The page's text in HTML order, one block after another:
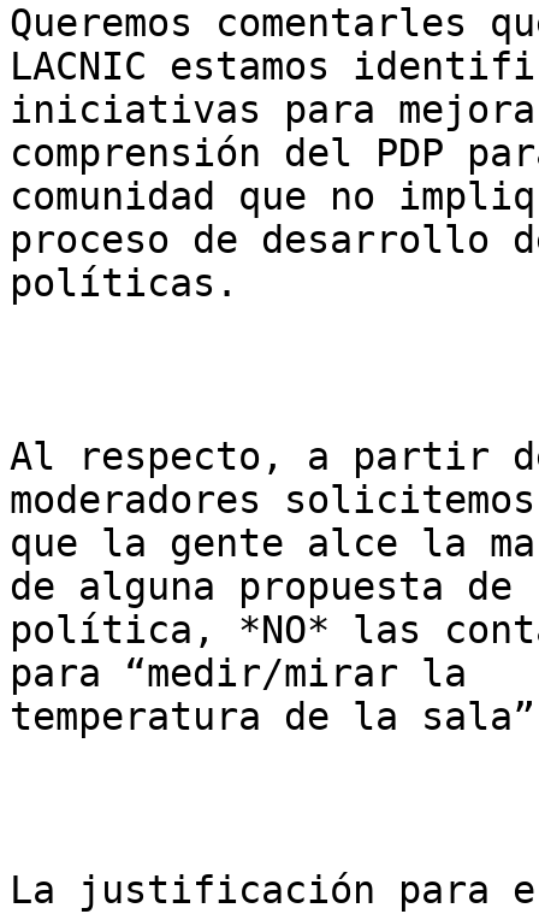
Queremos
LACNIC estamos
iniciativas para
comprensión del PDP
comunidad que no
proceso de desarrollo
políticas.
Al respecto, a partir
moderadores solicitemos
que la gente alce la
de alguna propuesta de
política, *NO* las
para “medir/mirar la
temperatura de la
La justificación para